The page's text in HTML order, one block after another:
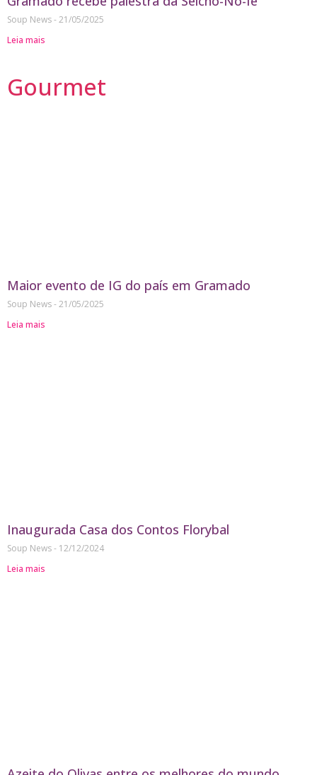
Soup News 21/05/2025
Leia mais
Gourmet
Maior evento de IG do país em Gramado
Soup News 21/05/2025
Leia mais
Inaugurada Casa dos Contos Florybal
Soup News
12/12/2024
Leia mais